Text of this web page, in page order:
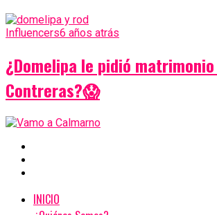
Influencers6 años atrás
¿Domelipa le pidió matrimonio
Contreras?😱
INICIO